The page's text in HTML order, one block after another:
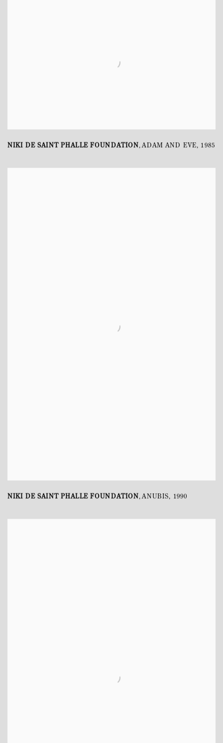
NIKI DE SAINT PHALLE FOUNDATION,ADAM AND EVE, 1985
NIKI DE SAINT PHALLE FOUNDATION,ANUBIS, 1990